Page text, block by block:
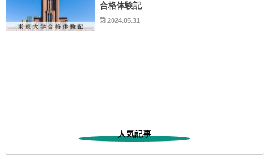
合格体験記
2024.05.31
人気記事